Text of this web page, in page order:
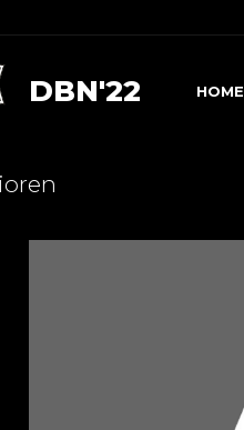
DBN'22 HOME